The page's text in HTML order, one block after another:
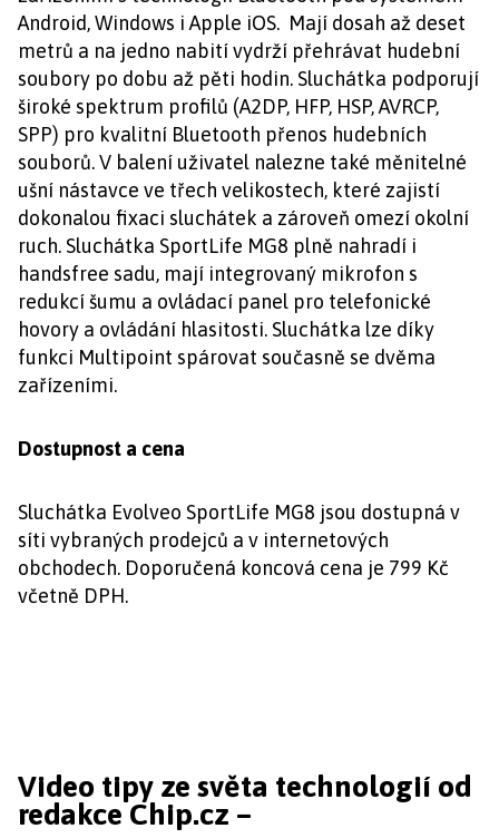
Android, Windows i Apple iOS. Mají dosah až deset
metrů a na jedno nabití vydrží přehrávat hudební
soubory po dobu až pěti hodin. Sluchátka podporují
široké spektrum profilů (A2DP, HFP, HSP, AVRCP,
SPP) pro kvalitní Bluetooth přenos hudebních
souborů. V balení uživatel nalezne také měnitelné
ušní nástavce ve třech velikostech, které zajistí
dokonalou fixaci sluchátek a zároveň omezí okolní
ruch. Sluchátka SportLife MG8 plně nahradí i
handsfree sadu, mají integrovaný mikrofon s
redukcí šumu a ovládací panel pro telefonické
hovory a ovládání hlasitosti. Sluchátka lze díky
funkci Multipoint spárovat současně se dvěma
zařízeními.
Dostupnost a cena
Sluchátka Evolveo SportLife MG8 jsou dostupná v
síti vybraných prodejců a v internetových
obchodech. Doporučená koncová cena je 799 Kč
včetně DPH.
Video tipy ze světa technologií od
redakce Chip.cz –